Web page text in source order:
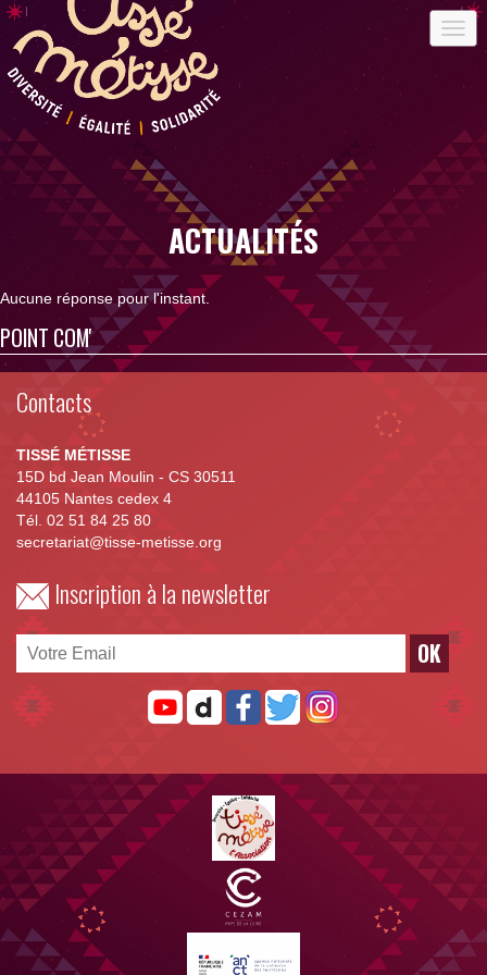
ACTUALITÉS
Aucune réponse pour l'instant.
POINT COM'
Contacts
TISSÉ MÉTISSE
15D bd Jean Moulin - CS 30511
44105 Nantes cedex 4
Tél. 02 51 84 25 80
secretariat@tisse-metisse.org
Inscription à la newsletter
OK